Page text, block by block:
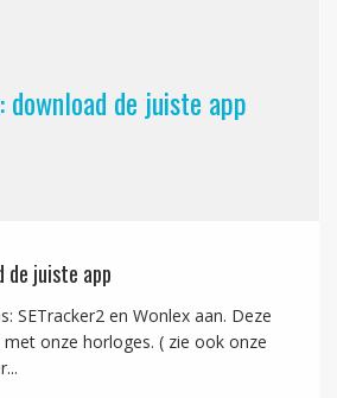
download de juiste app
de juiste app
SETracker2 en Wonlex aan. Deze
onze horloges. ( zie ook onze